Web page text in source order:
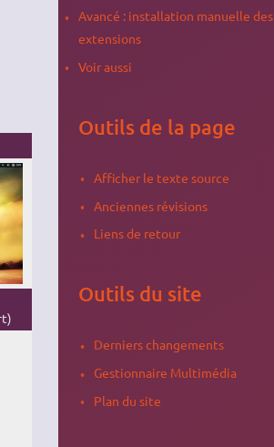
Avancé : installation manuelle des
extensions
Voir aussi
Outils de la page
Afficher le texte source
Anciennes révisions
Liens de retour
Outils du site
Derniers changements
Gestionnaire Multimédia
Plan du site